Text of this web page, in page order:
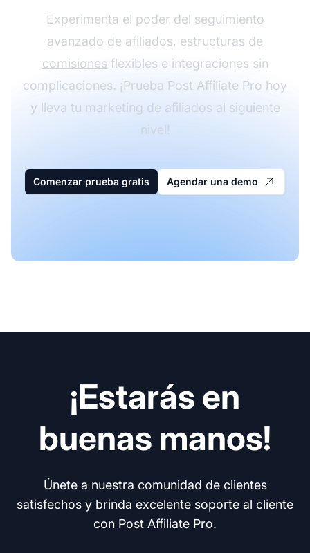
Experimenta el poder del seguimiento
avanzado de afiliados, estructuras de
comisiones flexibles e integraciones sin
complicaciones. ¡Prueba Post Affiliate Pro hoy
y lleva tu marketing de afiliados al siguiente
nivel!
Comenzar prueba gratis Agendar una demo
¡Estarás en
buenas manos!
Únete a nuestra comunidad de clientes
satisfechos y brinda excelente soporte al cliente
con Post Affiliate Pro.